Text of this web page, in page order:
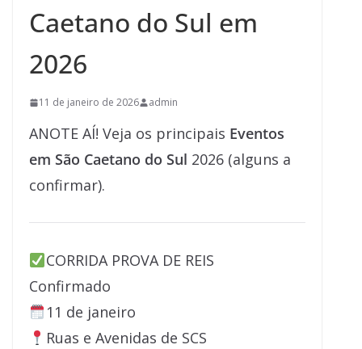
Caetano do Sul em
2026
11 de janeiro de 2026 admin
ANOTE AÍ! Veja os principais Eventos
em São Caetano do Sul 2026 (alguns a
confirmar).
CORRIDA PROVA DE REIS
Confirmado
11 de janeiro
Ruas e Avenidas de SCS